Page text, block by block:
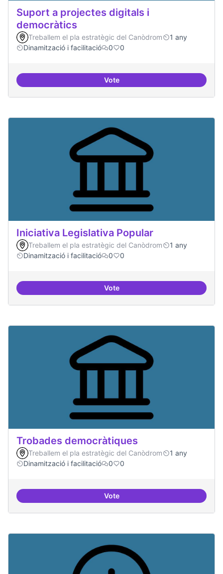
Suport a projectes digitals i
democràtics
Treballem el pla estratègic del Canòdrom
1 any
Dinamització i facilitació
0 0
VoteSuport a projectes digitals i
Iniciativa Legislativa Popular
Treballem el pla estratègic del Canòdrom
1 any
Dinamització i facilitació
0 0
VoteIniciativa Legislativa Popular
Trobades democràtiques
Treballem el pla estratègic del Canòdrom
1 any
Dinamització i facilitació
0 0
VoteTrobades democràtiques